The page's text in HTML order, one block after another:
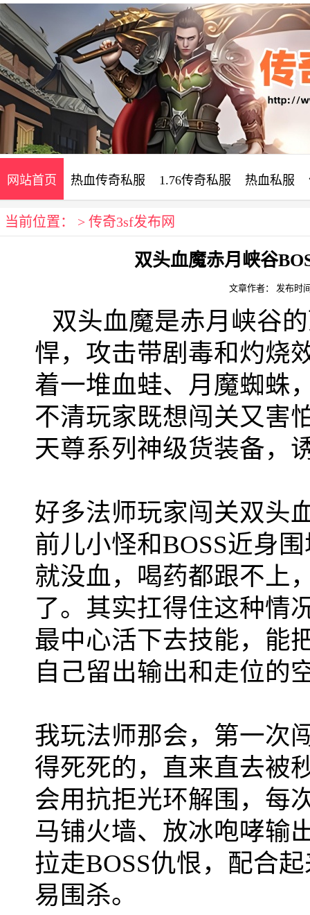
网站首页 热血传奇私服 1.76传奇私服 热血私服
当前位置： > 传奇3sf发布网
双头血魔赤月峡谷
文章作者： 发布时
双头血魔是赤月峡谷
悍，攻击带剧毒和灼烧
着一堆血蛙、月魔蜘蛛
不清玩家既想闯关又害
天尊系列神级货装备，
好多法师玩家闯关双头
前儿小怪和BOSS近身
就没血，喝药都跟不上
了。其实扛得住这种情
最中心活下去技能，能
自己留出输出和走位的
我玩法师那会，第一次
得死死的，直来直去被
会用抗拒光环解围，每
马铺火墙、放冰咆哮输
拉走BOSS仇恨，配合
易围杀。